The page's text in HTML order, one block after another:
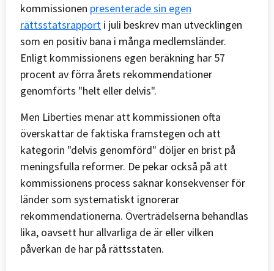
kommissionen presenterade sin egen
rättsstatsrapport i juli beskrev man utvecklingen
som en positiv bana i många medlemsländer.
Enligt kommissionens egen beräkning har 57
procent av förra årets rekommendationer
genomförts "helt eller delvis".
Men Liberties menar att kommissionen ofta
överskattar de faktiska framstegen och att
kategorin "delvis genomförd" döljer en brist på
meningsfulla reformer. De pekar också på att
kommissionens process saknar konsekvenser för
länder som systematiskt ignorerar
rekommendationerna. Överträdelserna behandlas
lika, oavsett hur allvarliga de är eller vilken
påverkan de har på rättsstaten.